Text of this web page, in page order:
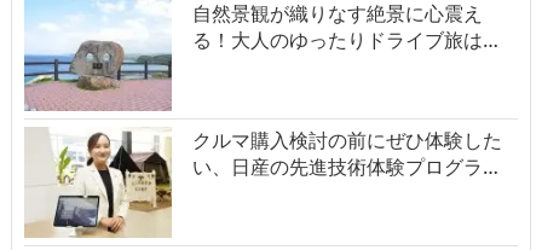
自然景観が織りなす絶景に心震え
る！大人のゆったりドライブ旅は…
クルマ購入検討の前にぜひ体験した
い、日産の先進技術体験プログラ…